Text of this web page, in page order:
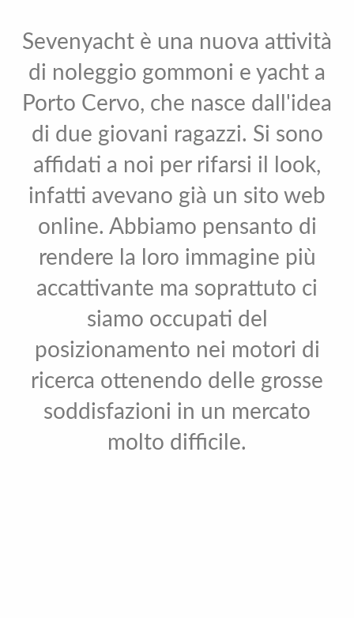
Sevenyacht è una nuova attività
di noleggio gommoni e yacht a
Porto Cervo, che nasce dall'idea
di due giovani ragazzi. Si sono
affidati a noi per rifarsi il look,
infatti avevano già un sito web
online. Abbiamo pensanto di
rendere la loro immagine più
accattivante ma soprattuto ci
siamo occupati del
posizionamento nei motori di
ricerca ottenendo delle grosse
soddisfazioni in un mercato
molto difficile.